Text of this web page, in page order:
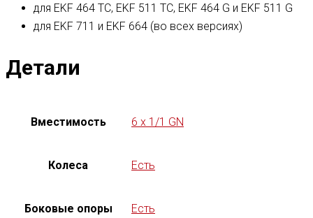
для EKF 464 TC, EKF 511 TC, EKF 464 G и EKF 511 G
для EKF 711 и EKF 664 (во всех версиях)
Детали
Вместимость 6 x 1/1 GN
Колеса Есть
Боковые опоры Есть